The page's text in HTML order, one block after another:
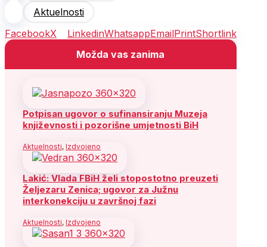
Aktuelnosti
FacebookX LinkedinWhatsappEmailPrintShortlink
Možda vas zanima
Potpisan ugovor o sufinansiranju Muzeja
književnosti i pozorišne umjetnosti BiH
Aktuelnosti, Izdvojeno
Lakić: Vlada FBiH želi stopostotno preuzeti
Željezaru Zenica; ugovor za Južnu
interkonekciju u završnoj fazi
Aktuelnosti, Izdvojeno